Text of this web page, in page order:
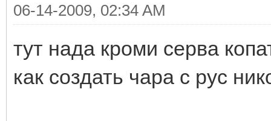
06-14-2009, 02:34 AM
тут нада кроми серва
как создать чара с рус